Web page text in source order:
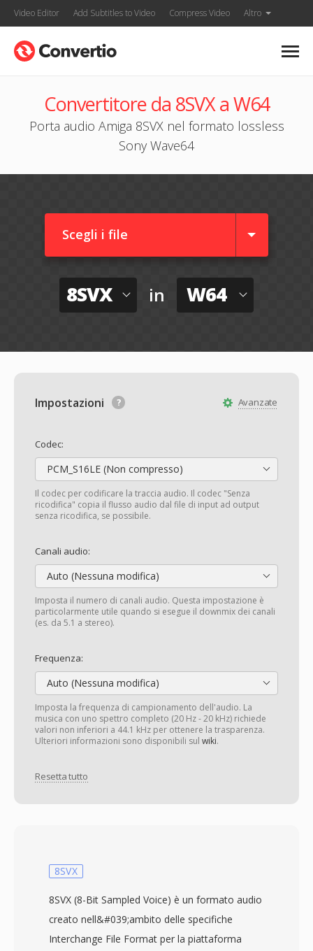
Video Editor Add Subtitles to Video Compress Video Altro
Convertitore da 8SVX a W64
Porta audio Amiga 8SVX nel formato lossless
Sony Wave64
Scegli i file
8SVX in W64
Avanzate
Impostazioni
Codec:
PCM_S16LE (Non compresso)
Il codec per codificare la traccia audio. Il codec "Senza
ricodifica" copia il flusso audio dal file di input ad output
senza ricodifica, se possibile.
Canali audio:
Auto (Nessuna modifica)
Imposta il numero di canali audio. Questa impostazione è
particolarmente utile quando si esegue il downmix dei canali
(es. da 5.1 a stereo).
Frequenza:
Auto (Nessuna modifica)
Imposta la frequenza di campionamento dell'audio. La
musica con uno spettro completo (20 Hz - 20 kHz) richiede
valori non inferiori a 44.1 kHz per ottenere la trasparenza.
Ulteriori informazioni sono disponibili sul wiki.
Resetta tutto
8SVX
8SVX (8-Bit Sampled Voice) è un formato audio
creato nell&#039;ambito delle specifiche
Interchange File Format per la piattaforma